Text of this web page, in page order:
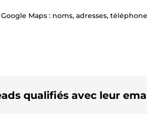
Maps : noms, adresses,
qualifiés avec leur